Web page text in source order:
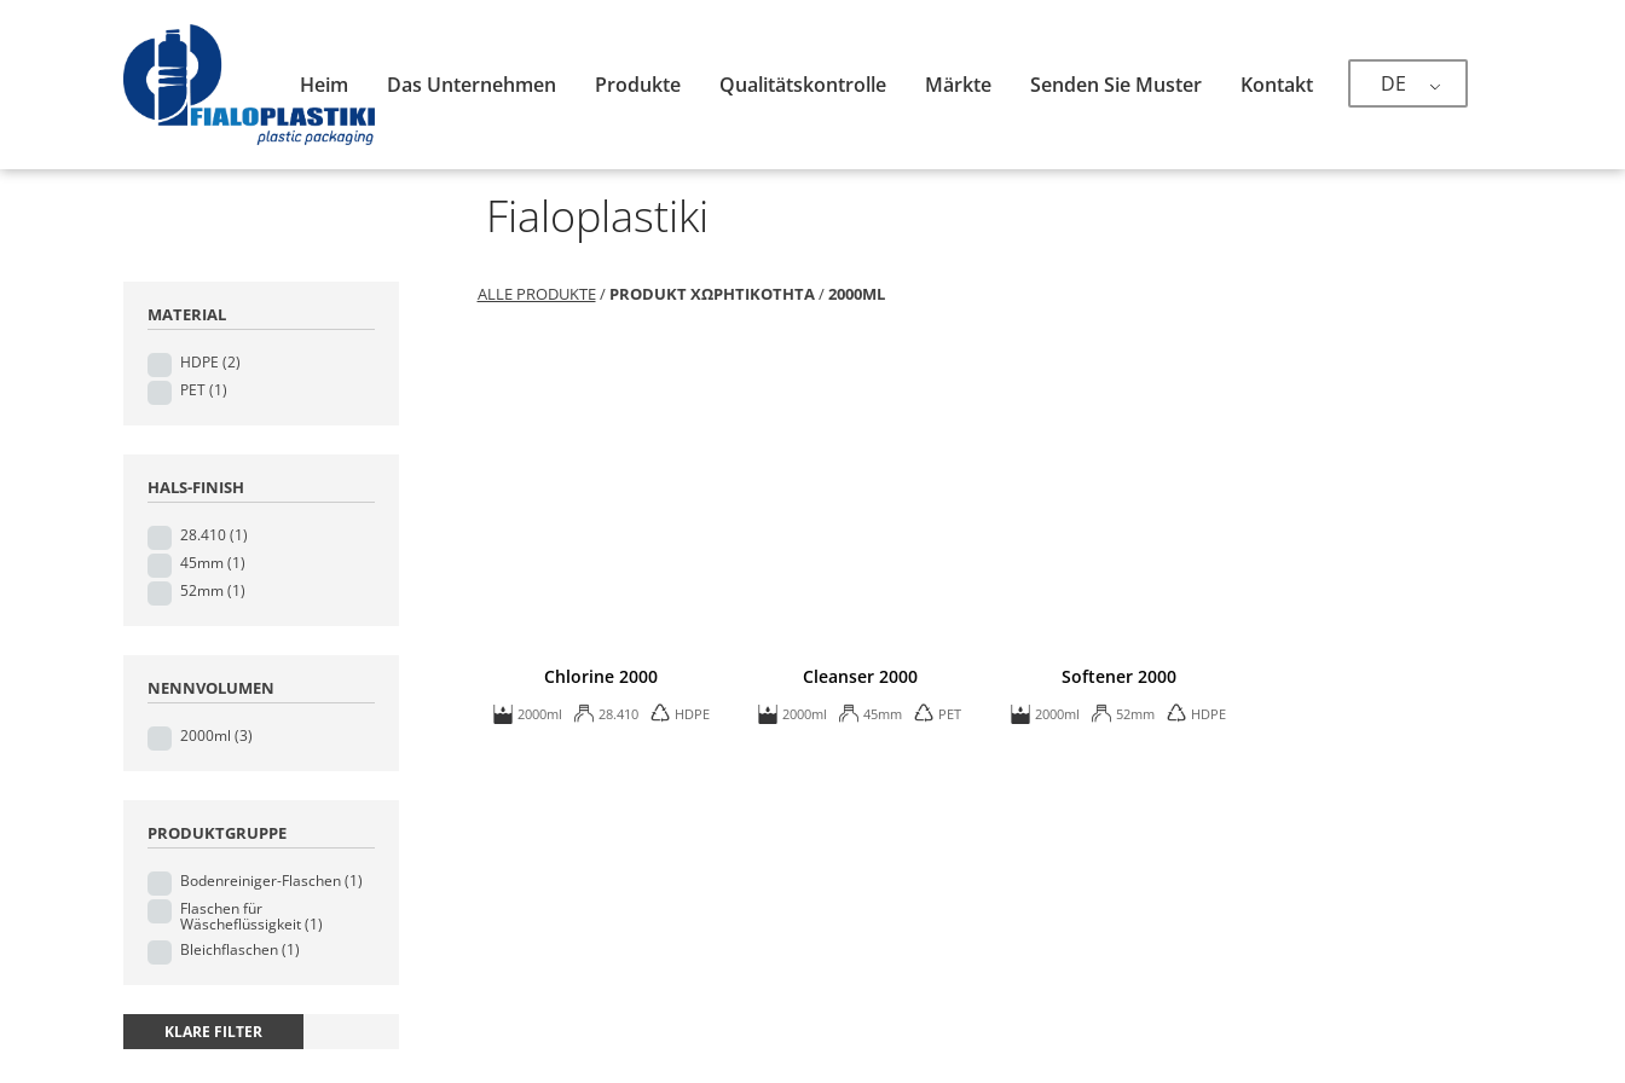
DE
Heim Das Unternehmen Produkte Qualitätskontrolle Märkte Senden Sie Muster Kontakt
Fialoplastiki
MATERIAL
HDPE (2)
PET(1)
HALS-FINISH
28.410(1)
45mm(1)
52mm(1)
NENNVOLUMEN
2000ml (3)
PRODUKTGRUPPE
Bodenreiniger-Flaschen(1)
Flaschen für
Wäscheflüssigkeit(1)
Bleichflaschen(1)
KLARE FILTER
ALLE PRODUKTE/ PRODUKT ΧΩΡΗΤΙΚΟΤΗΤΑ/2000ML
Chlorine 2000
2000ml 28.410 HDPE
Cleanser 2000
2000ml 45mm PET
Softener 2000
2000ml 52mm HDPE